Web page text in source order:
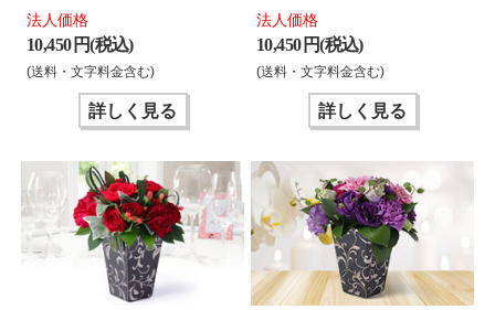
法人価格
10,450 円(税込)
(送料・文字料金含む)
詳しく見る
法人価格
10,450 円(税込)
(送料・文字料金含む)
詳しく見る